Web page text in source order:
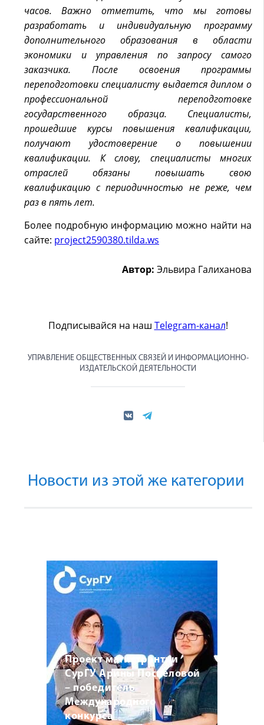
часов. Важно отметить, что мы готовы
разработать и индивидуальную программу
дополнительного образования в области
экономики и управления по запросу самого
заказчика. После освоения программы
переподготовки специалисту выдается диплом о
профессиональной переподготовке
государственного образца. Специалисты,
прошедшие курсы повышения квалификации,
получают удостоверение о повышении
квалификации. К слову, специалисты многих
отраслей обязаны повышать свою
квалификацию с периодичностью не реже, чем
раз в пять лет.
Более подробную информацию можно найти на
сайте: project2590380.tilda.ws
Автор: Эльвира Галиханова
Подписывайся на наш Telegram-канал!
УПРАВЛЕНИЕ ОБЩЕСТВЕННЫХ СВЯЗЕЙ И ИНФОРМАЦИОННО-
ИЗДАТЕЛЬСКОЙ ДЕЯТЕЛЬНОСТИ
Новости из этой же категории
Проект магистрантки
СурГУ Арины Поспеловой
– победитель
Международного
конкурса